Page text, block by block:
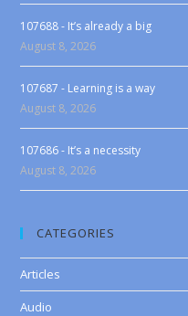
107688 - It’s already a big
August 8, 2026
107687 - Learning is a way
August 8, 2026
107686 - It’s a necessity
August 8, 2026
CATEGORIES
Articles
Audio